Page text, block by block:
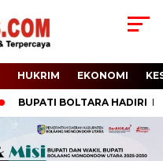
HUKRIM EKONOMI
BUPATI BOLTARA HADIRI